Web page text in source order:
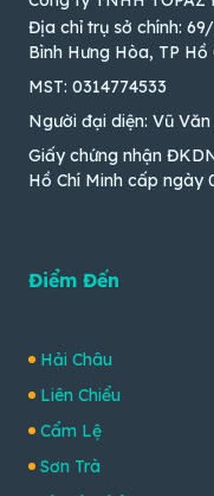
Địa chỉ trụ sở chính:
Bình Hưng Hòa, TP Hồ
MST: 0314774533
Người đại diện: Vũ
Giấy chứng nhận
Hồ Chí Minh cấp ngày
Điểm Đến
Hải Châu
Liên Chiểu
Cẩm Lệ
Sơn Trà